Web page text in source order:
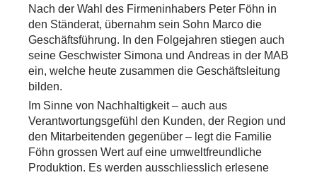
Nach der Wahl des Firmeninhabers Peter Föhn in
den Ständerat, übernahm sein Sohn Marco die
Geschäftsführung. In den Folgejahren stiegen auch
seine Geschwister Simona und Andreas in der MAB
ein, welche heute zusammen die Geschäftsleitung
bilden.
Im Sinne von Nachhaltigkeit – auch aus
Verantwortungsgefühl den Kunden, der Region und
den Mitarbeitenden gegenüber – legt die Familie
Föhn grossen Wert auf eine umweltfreundliche
Produktion. Es werden ausschliesslich erlesene